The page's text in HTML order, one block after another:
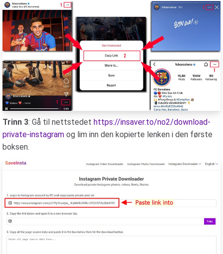
Trinn 3: Gå til nettstedet https://insaver.to/no2/download-
private-instagram og lim inn den kopierte lenken i den første
boksen.